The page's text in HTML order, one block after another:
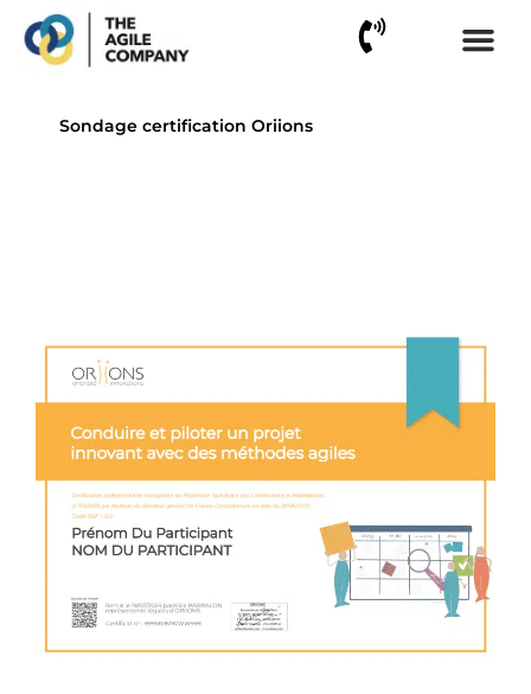
contenu
Sondage certification Oriions